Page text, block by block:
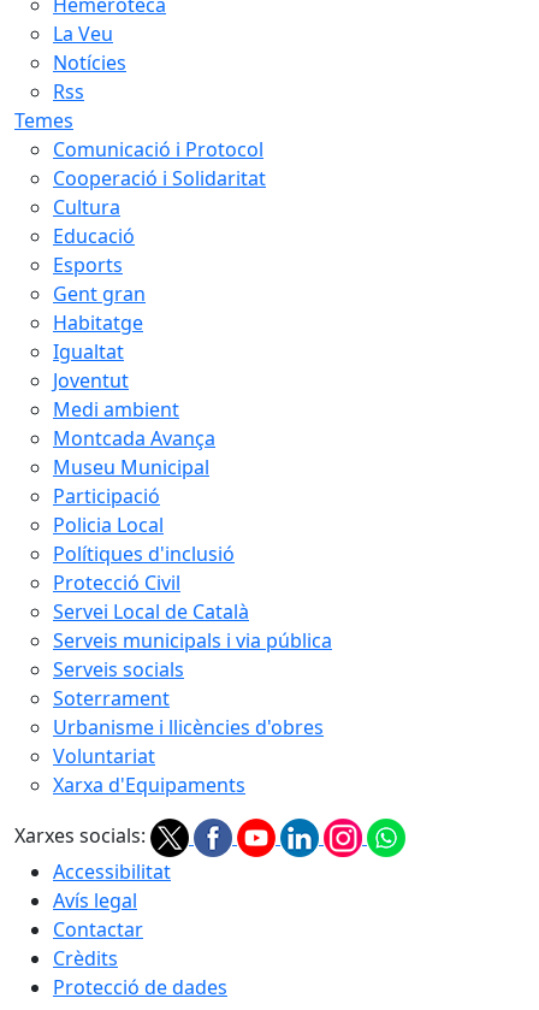
Hemeroteca
La Veu
Notícies
Rss
Temes
Comunicació i Protocol
Cooperació i Solidaritat
Cultura
Educació
Esports
Gent gran
Habitatge
Igualtat
Joventut
Medi ambient
Montcada Avança
Museu Municipal
Participació
Policia Local
Polítiques d'inclusió
Protecció Civil
Servei Local de Català
Serveis municipals i via pública
Serveis socials
Soterrament
Urbanisme i llicències d'obres
Voluntariat
Xarxa d'Equipaments
Xarxes socials:
Accessibilitat
Avís legal
Contactar
Crèdits
Protecció de dades